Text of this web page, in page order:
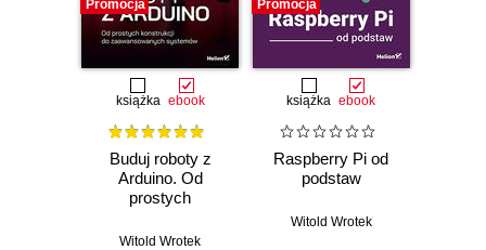
Promocja
książka ebook
Buduj roboty z
Arduino. Od
prostych
zaawansowanych
Witold Wrotek
Promocja
książka ebook
Raspberry Pi od
podstaw
Witold Wrotek